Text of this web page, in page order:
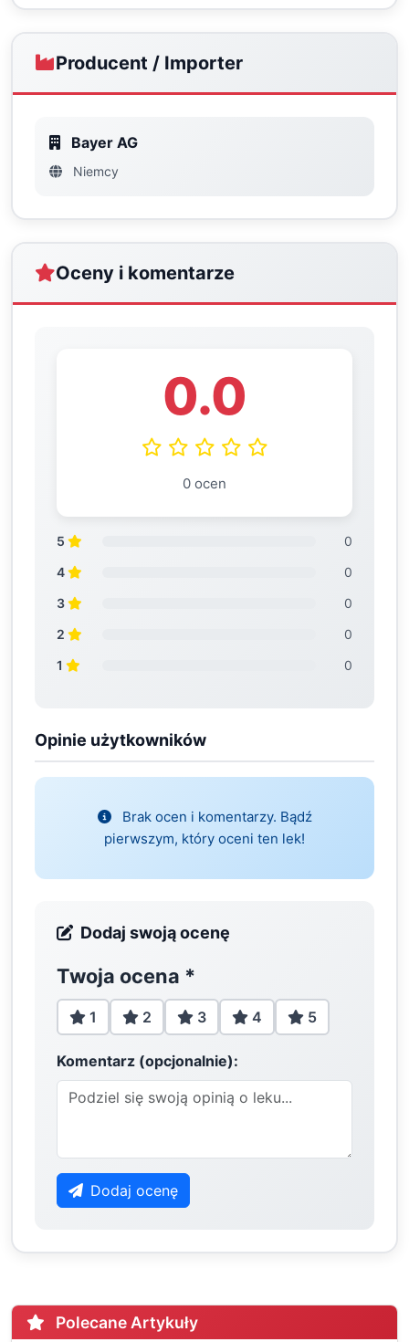
Producent / Importer
Bayer AG
Niemcy
Oceny i komentarze
0.0
0 ocen
5
0
4
0
3
0
2
0
1
0
Opinie użytkowników
Brak ocen i komentarzy. Bądź
pierwszym, który oceni ten lek!
Dodaj swoją ocenę
Twoja ocena *
1 2 3 4 5
Komentarz (opcjonalnie):
Dodaj ocenę
Polecane Artykuły